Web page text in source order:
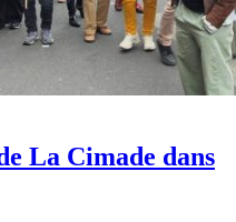
La Cimade dans